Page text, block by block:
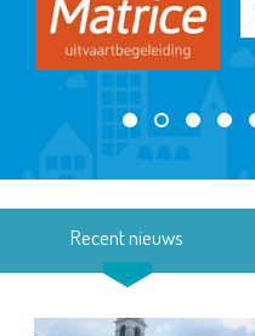
Recent nieuws